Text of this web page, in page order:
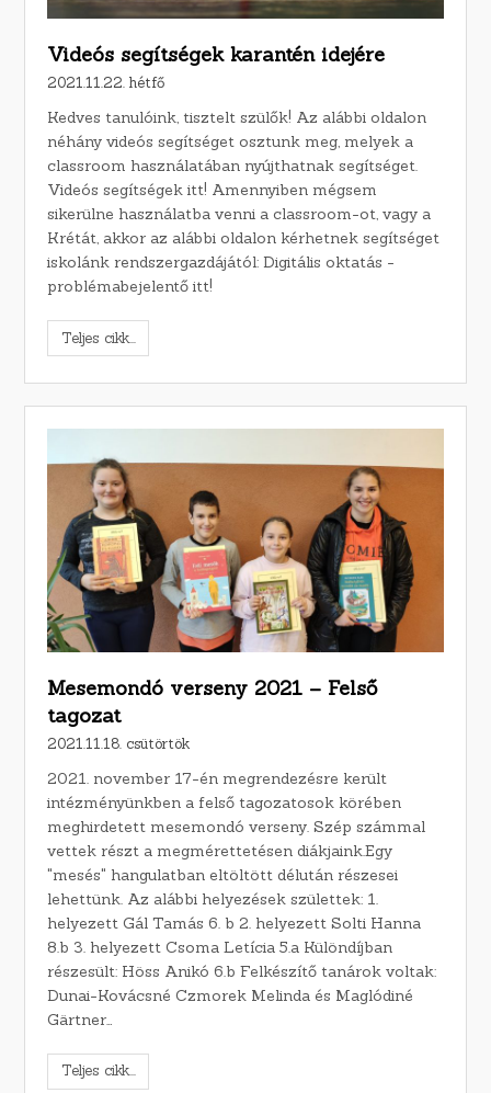
Videós segítségek karantén idejére
2021.11.22. hétfő
Kedves tanulóink, tisztelt szülők! Az alábbi oldalon
néhány videós segítséget osztunk meg, melyek a
classroom használatában nyújthatnak segítséget.
Videós segítségek itt! Amennyiben mégsem
sikerülne használatba venni a classroom-ot, vagy a
Krétát, akkor az alábbi oldalon kérhetnek segítséget
iskolánk rendszergazdájától: Digitális oktatás -
problémabejelentő itt!
Teljes cikk...
Mesemondó verseny 2021 – Felső
tagozat
2021.11.18. csütörtök
2021. november 17-én megrendezésre került
intézményünkben a felső tagozatosok körében
meghirdetett mesemondó verseny. Szép számmal
vettek részt a megmérettetésen diákjaink.Egy
"mesés" hangulatban eltöltött délután részesei
lehettünk. Az alábbi helyezések születtek: 1.
helyezett Gál Tamás 6. b 2. helyezett Solti Hanna
8.b 3. helyezett Csoma Letícia 5.a Különdíjban
részesült: Höss Anikó 6.b Felkészítő tanárok voltak:
Dunai-Kovácsné Czmorek Melinda és Maglódiné
Gärtner…
Teljes cikk...